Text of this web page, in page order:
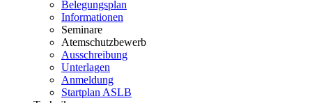
Belegungsplan
Informationen
Seminare
Atemschutzbewerb
Ausschreibung
Unterlagen
Anmeldung
Startplan ASLB